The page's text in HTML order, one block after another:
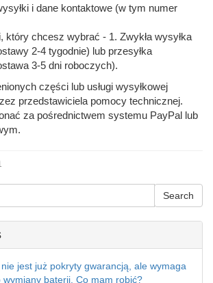
i dane kontaktowe (w tym numer
który chcesz wybrać - 1. Zwykła wysyłka
2-4 tygodnie) lub przesyłka
3-5 dni roboczych).
części lub usługi wysyłkowej
przedstawiciela pomocy technicznej.
za pośrednictwem systemu PayPal lub
jest już pokryty gwarancją, ale wymaga
wymiany baterii. Co mam robić?